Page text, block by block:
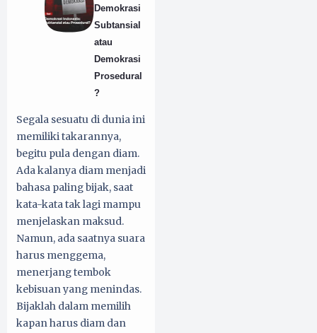
Demokrasi
Subtansial
atau
Demokrasi
Prosedural
?
Segala sesuatu di dunia ini
memiliki takarannya,
begitu pula dengan diam.
Ada kalanya diam menjadi
bahasa paling bijak, saat
kata-kata tak lagi mampu
menjelaskan maksud.
Namun, ada saatnya suara
harus menggema,
menerjang tembok
kebisuan yang menindas.
Bijaklah dalam memilih
kapan harus diam dan